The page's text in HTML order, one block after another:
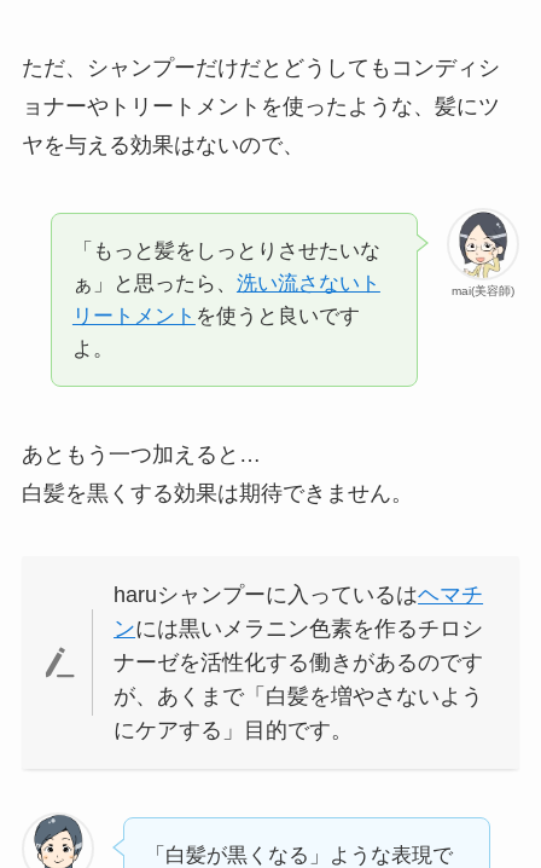
ただ、シャンプーだけだとどうしてもコンディシ
ョナーやトリートメントを使ったような、髪にツ
ヤを与える効果はないので、
mai(美容師)
「もっと髪をしっとりさせたいな
ぁ」と思ったら、 洗い流さないト
リートメント を使うと良いです
よ。
あともう一つ加えると…
白髪を黒くする効果は期待できません。
haruシャンプーに入っているはヘマチ
ンには黒いメラニン色素を作るチロシ
ナーゼを活性化する働きがあるのです
が、あくまで「白髪を増やさないよう
にケアする」目的です。
「白髪が黒くなる」ような表現で